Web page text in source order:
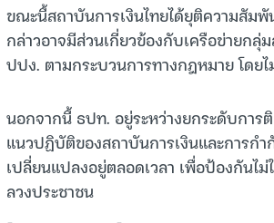
ขณะนี้สถาบันการเงินไทยได้ยุติความสัม
กล่าวอาจมีส่วนเกี่ยวข้องกับเครือข่ายกลุ่
ปปง. ตามกระบวนการทางกฎหมาย โดย
นอกจากนี้ ธปท. อยู่ระหว่างยกระดับการ
แนวปฏิบัติของสถาบันการเงินและการก
เปลี่ยนแปลงอยู่ตลอดเวลา เพื่อป้องกันไ
ลวงประชาชน